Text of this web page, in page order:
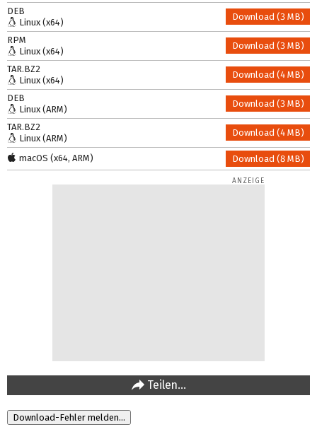
DEB
Linux (x64)
Download (3 MB)
RPM
Linux (x64)
Download (3 MB)
TAR.BZ2
Linux (x64)
Download (4 MB)
DEB
Linux (ARM)
Download (3 MB)
TAR.BZ2
Linux (ARM)
Download (4 MB)
macOS (x64, ARM) Download (8 MB)
Teilen…